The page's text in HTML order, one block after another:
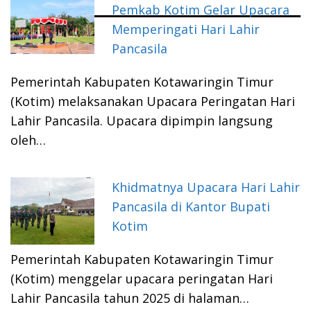
Pemkab Kotim Gelar Upacara
Memperingati Hari Lahir
Pancasila
Pemerintah Kabupaten Kotawaringin Timur
(Kotim) melaksanakan Upacara Peringatan Hari
Lahir Pancasila. Upacara dipimpin langsung
oleh…
Khidmatnya Upacara Hari Lahir
Pancasila di Kantor Bupati
Kotim
Pemerintah Kabupaten Kotawaringin Timur
(Kotim) menggelar upacara peringatan Hari
Lahir Pancasila tahun 2025 di halaman…